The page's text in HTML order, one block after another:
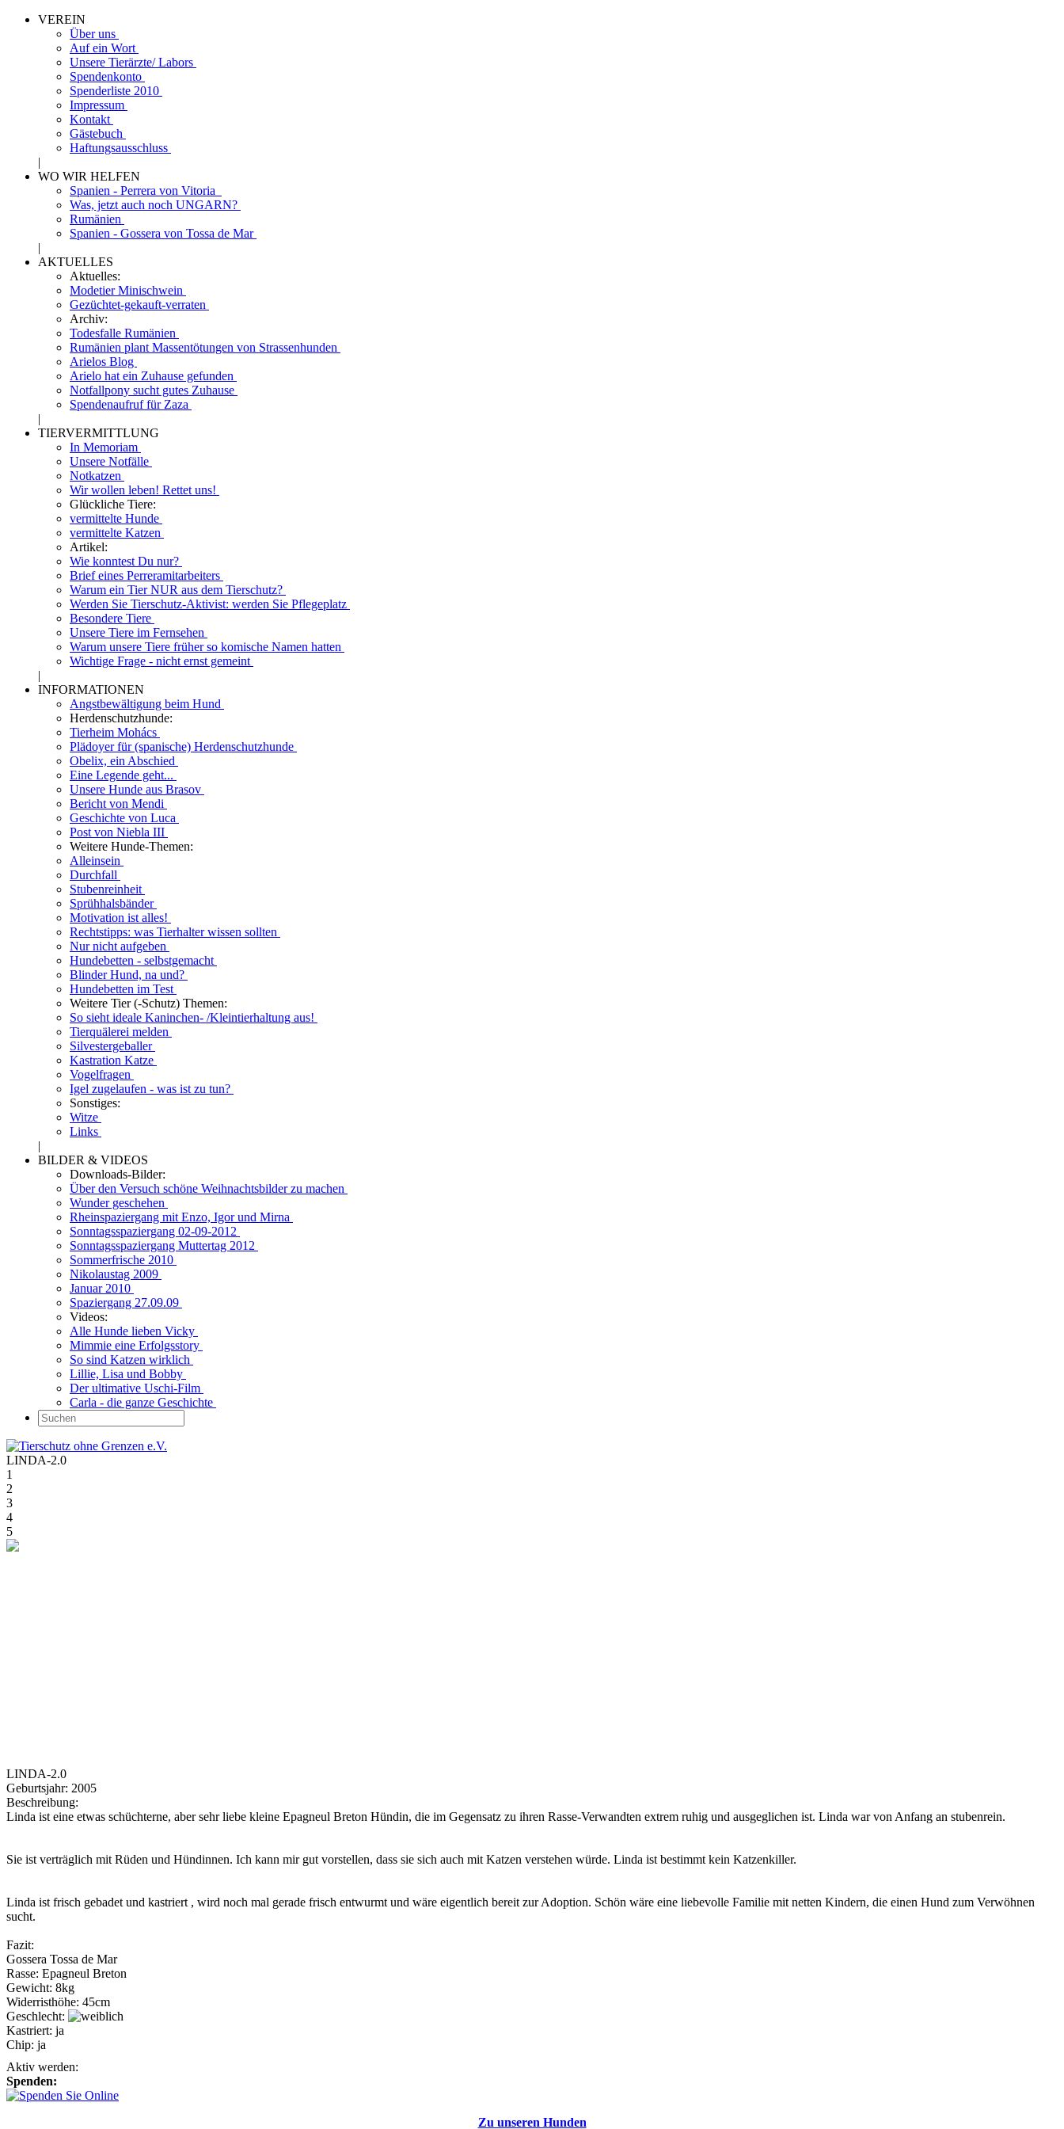
VEREIN
Über uns
Auf ein Wort
Unsere Tierärzte/ Labors
Spendenkonto
Spenderliste 2010
Impressum
Kontakt
Gästebuch
Haftungsausschluss
|
WO WIR HELFEN
Spanien - Perrera von Vitoria
Was, jetzt auch noch UNGARN?
Rumänien
Spanien - Gossera von Tossa de Mar
|
AKTUELLES
Aktuelles:
Modetier Minischwein
Gezüchtet-gekauft-verraten
Archiv:
Todesfalle Rumänien
Rumänien plant Massentötungen von Strassenhunden
Arielos Blog
Arielo hat ein Zuhause gefunden
Notfallpony sucht gutes Zuhause
Spendenaufruf für Zaza
|
TIERVERMITTLUNG
In Memoriam
Unsere Notfälle
Notkatzen
Wir wollen leben! Rettet uns!
Glückliche Tiere:
vermittelte Hunde
vermittelte Katzen
Artikel:
Wie konntest Du nur?
Brief eines Perreramitarbeiters
Warum ein Tier NUR aus dem Tierschutz?
Werden Sie Tierschutz-Aktivist: werden Sie Pflegeplatz
Besondere Tiere
Unsere Tiere im Fernsehen
Warum unsere Tiere früher so komische Namen hatten
Wichtige Frage - nicht ernst gemeint
|
INFORMATIONEN
Angstbewältigung beim Hund
Herdenschutzhunde:
Tierheim Mohács
Plädoyer für (spanische) Herdenschutzhunde
Obelix, ein Abschied
Eine Legende geht...
Unsere Hunde aus Brasov
Bericht von Mendi
Geschichte von Luca
Post von Niebla III
Weitere Hunde-Themen:
Alleinsein
Durchfall
Stubenreinheit
Sprühhalsbänder
Motivation ist alles!
Rechtstipps: was Tierhalter wissen sollten
Nur nicht aufgeben
Hundebetten - selbstgemacht
Blinder Hund, na und?
Hundebetten im Test
Weitere Tier (-Schutz) Themen:
So sieht ideale Kaninchen- /Kleintierhaltung aus!
Tierquälerei melden
Silvestergeballer
Kastration Katze
Vogelfragen
Igel zugelaufen - was ist zu tun?
Sonstiges:
Witze
Links
|
BILDER & VIDEOS
Downloads-Bilder:
Über den Versuch schöne Weihnachtsbilder zu machen
Wunder geschehen
Rheinspaziergang mit Enzo, Igor und Mirna
Sonntagsspaziergang 02-09-2012
Sonntagsspaziergang Muttertag 2012
Sommerfrische 2010
Nikolaustag 2009
Januar 2010
Spaziergang 27.09.09
Videos:
Alle Hunde lieben Vicky
Mimmie eine Erfolgsstory
So sind Katzen wirklich
Lillie, Lisa und Bobby
Der ultimative Uschi-Film
Carla - die ganze Geschichte
LINDA-2.0
1
2
3
4
5
LINDA-2.0
Geburtsjahr: 2005
Beschreibung:
Linda ist eine etwas schüchterne, aber sehr liebe kleine Epagneul Breton Hündin, die im Gegensatz zu ihren Rasse-Verwandten extrem ruhig und ausgeglichen ist. Linda war von Anfang an stubenrein.
Sie ist verträglich mit Rüden und Hündinnen. Ich kann mir gut vorstellen, dass sie sich auch mit Katzen verstehen würde. Linda ist bestimmt kein Katzenkiller.
Linda ist frisch gebadet und kastriert , wird noch mal gerade frisch entwurmt und wäre eigentlich bereit zur Adoption. Schön wäre eine liebevolle Familie mit netten Kindern, die einen Hund zum Verwöhnen
sucht.
Fazit:
Gossera Tossa de Mar
Rasse: Epagneul Breton
Gewicht: 8kg
Widerristhöhe: 45cm
Geschlecht:
Kastriert: ja
Chip: ja
Aktiv werden:
Spenden:
Zu unseren Hunden